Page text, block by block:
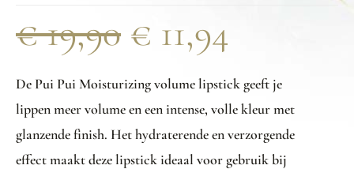
€19,90 € 11,94
De Pui Pui Moisturizing volume lipstick geeft je
lippen meer volume en een intense, volle kleur met
glanzende finish. Het hydraterende en verzorgende
effect maakt deze lipstick ideaal voor gebruik bij